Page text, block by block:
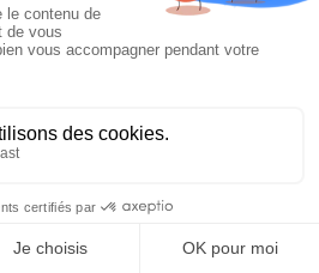
voisins de ceux des voitures : des
absorbant les chocs et même
même des fusées
Safety System for eVTOL’s